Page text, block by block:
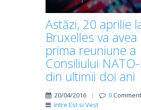
Astăzi, 20 aprilie
Bruxelles va
prima reuniune a
Consiliului
din ultimii doi ani
20/04/2016 | 0
Intre Est si Vest